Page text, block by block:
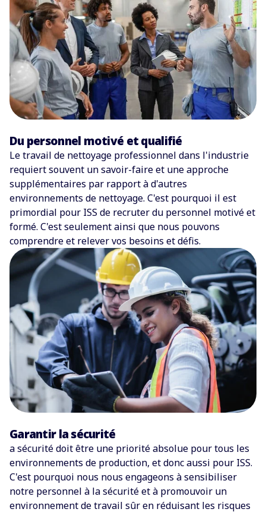
Du personnel motivé et qualifié
Le travail de nettoyage professionnel dans l'industrie
requiert souvent un savoir-faire et une approche
supplémentaires par rapport à d'autres
environnements de nettoyage. C'est pourquoi il est
primordial pour ISS de recruter du personnel motivé et
formé. C'est seulement ainsi que nous pouvons
comprendre et relever vos besoins et défis.
Garantir la sécurité
a sécurité doit être une priorité absolue pour tous les
environnements de production, et donc aussi pour ISS.
C'est pourquoi nous nous engageons à sensibiliser
notre personnel à la sécurité et à promouvoir un
environnement de travail sûr en réduisant les risques